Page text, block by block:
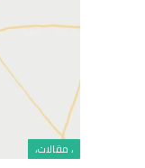
، مقالات،